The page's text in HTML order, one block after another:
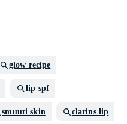
glow recipe
lip spf
smuuti skin clarins lip